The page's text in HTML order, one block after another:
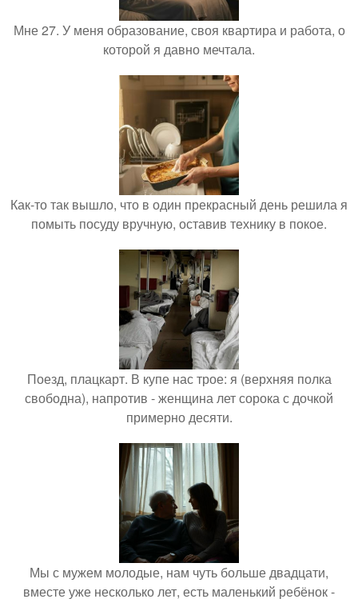
Мне 27. У меня образование, своя квартира и работа, о
которой я давно мечтала.
Как-то так вышло, что в один прекрасный день решила я
помыть посуду вручную, оставив технику в покое.
Поезд, плацкарт. В купе нас трое: я (верхняя полка
свободна), напротив - женщина лет сорока с дочкой
примерно десяти.
Мы с мужем молодые, нам чуть больше двадцати,
вместе уже несколько лет, есть маленький ребёнок -